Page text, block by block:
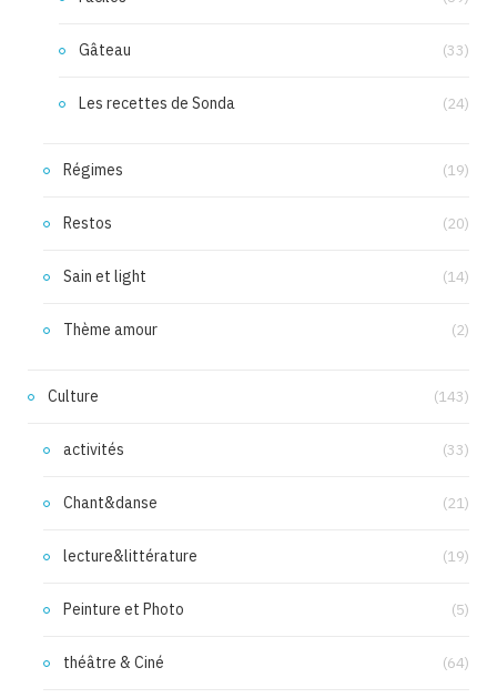
Gâteau (33)
Les recettes de Sonda (24)
Régimes (19)
Restos (20)
Sain et light (14)
Thème amour (2)
Culture (143)
activités (33)
Chant&danse (21)
lecture&littérature (19)
Peinture et Photo (5)
théâtre & Ciné (64)